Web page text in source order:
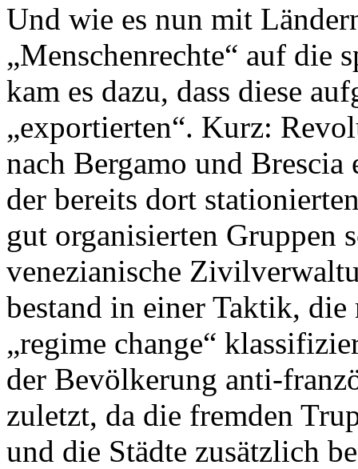
Und wie es nun mit
„Menschenrechte“ auf die
kam es dazu, dass diese
„exportierten“. Kurz:
nach Bergamo und
der bereits dort
gut organisierten Gruppen
venezianische
bestand in einer Taktik,
„regime change“
der Bevölkerung anti-
zuletzt, da die fremden
und die Städte zusätzlich